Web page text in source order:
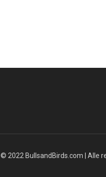
© 2022 BullsandBirds.com | Alle